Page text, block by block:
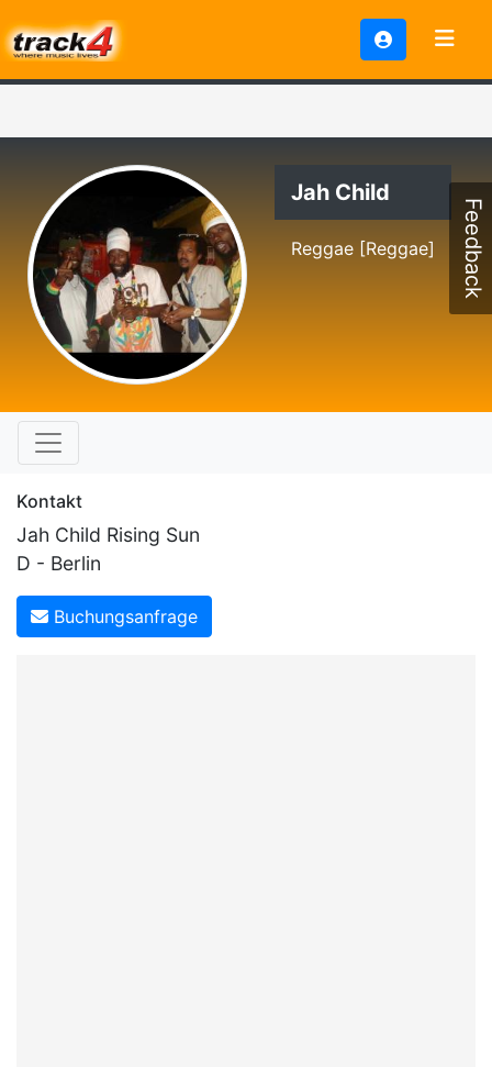
Jah Child
Reggae [Reggae]
Kontakt
Jah Child Rising Sun
D - Berlin
Buchungsanfrage
Feedback